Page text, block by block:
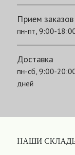
Прием заказов
пн-пт, 9:00-
Доставка
пн-сб, 9:00-
дней
НАШИ